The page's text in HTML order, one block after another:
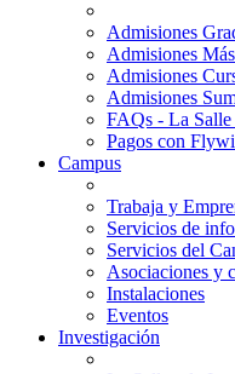
Admisiones
Admisiones
Admisiones
Admisiones
FAQs - La Salle
Pagos con
Campus
Trabaja y
Servicios de
Servicios del
Asociaciones y
Instalaciones
Eventos
Investigación